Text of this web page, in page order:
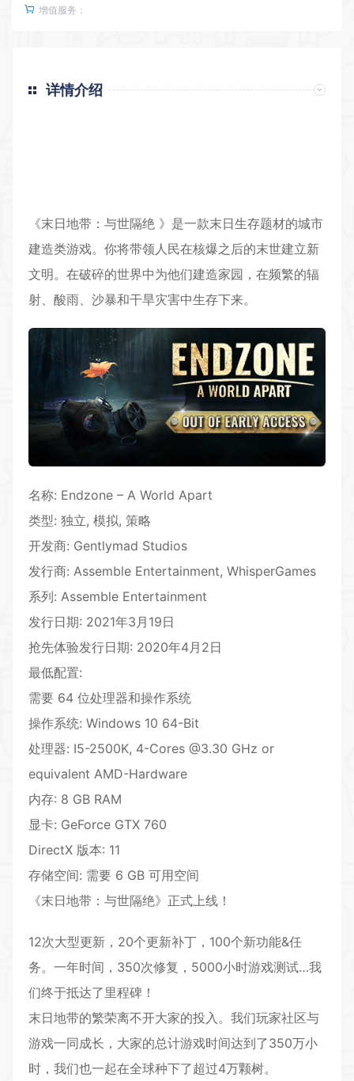
增值服务：
详情介绍
《末日地带：与世隔绝 》是一款末日生存题材的城市
建造类游戏。你将带领人民在核爆之后的末世建立新
文明。在破碎的世界中为他们建造家园，在频繁的辐
射、酸雨、沙暴和干旱灾害中生存下来。
名称: Endzone – A World Apart
类型: 独立, 模拟, 策略
开发商: Gentlymad Studios
发行商: Assemble Entertainment, WhisperGames
系列: Assemble Entertainment
发行日期: 2021年3月19日
抢先体验发行日期: 2020年4月2日
最低配置:
需要 64 位处理器和操作系统
操作系统: Windows 10 64-Bit
处理器: I5-2500K, 4-Cores @3.30 GHz or
equivalent AMD-Hardware
内存: 8 GB RAM
显卡: GeForce GTX 760
DirectX 版本: 11
存储空间: 需要 6 GB 可用空间
《末日地带：与世隔绝》正式上线！
12次大型更新，20个更新补丁，100个新功能&任
务。一年时间，350次修复，5000小时游戏测试…我
们终于抵达了里程碑！
末日地带的繁荣离不开大家的投入。我们玩家社区与
游戏一同成长，大家的总计游戏时间达到了350万小
时，我们也一起在全球种下了超过4万颗树。